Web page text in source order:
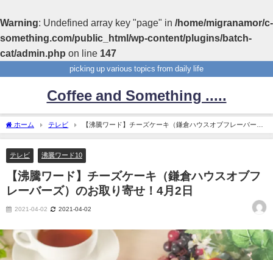
Warning: Undefined array key "page" in /home/migranamor/c-
something.com/public_html/wp-content/plugins/batch-
cat/admin.php on line 147
picking up various topics from daily life
Coffee and Something .....
ホーム テレビ
【沸騰ワード】チーズケーキ（鎌倉ハウスオブフレーバー
ズ）のお取り寄せ！4月2日
テレビ 沸騰ワード10
【沸騰ワード】チーズケーキ（鎌倉ハウスオブフ
レーバーズ）のお取り寄せ！4月2日
2021-04-02 2021-04-02